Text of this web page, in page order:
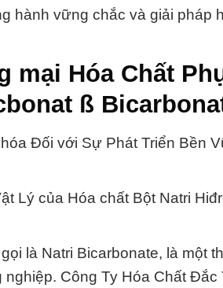
hành vững chắc và giải pháp
Hóa Chất
ß
Đối với Sự Phát Triển Bền
Lý của Hóa chất Bột Natri
là Natri Bicarbonate, là một
Công Ty Hóa Chất Đắc